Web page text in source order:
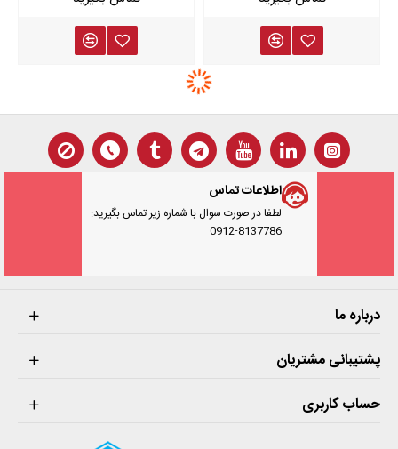
اطلاعات تماس
لطفا در صورت سوال با شماره زیر تماس بگیرید:
0912-8137786
درباره ما
پشتیبانی مشتریان
حساب کاربری